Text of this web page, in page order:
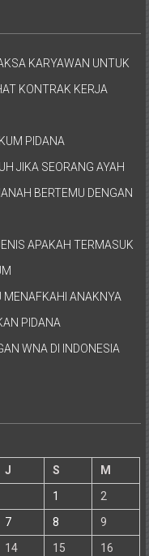
KARYAWAN UNTUK
KONTRAK KERJA
PIDANA
JIKA SEORANG AYAH
BERTEMU DENGAN
APAKAH TERMASUK
MENAFKAHI ANAKNYA
PIDANA
WNA DI INDONESIA
J S
M
1
2
7 8
9
14 15
16